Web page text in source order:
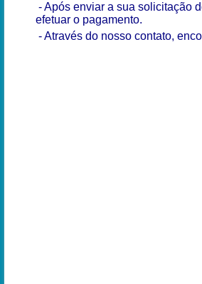
- Após enviar a sua solicitação
efetuar o pagamento.
- Através do nosso contato,